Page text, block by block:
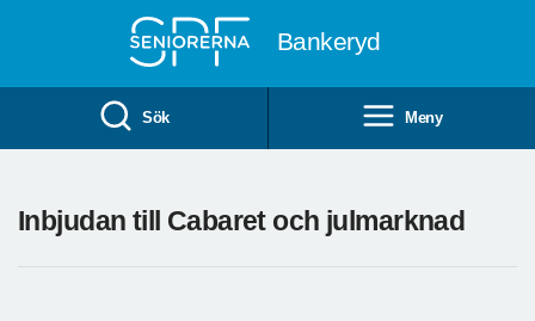
Bankeryd
Sök Meny
Inbjudan till Cabaret och julmarknad